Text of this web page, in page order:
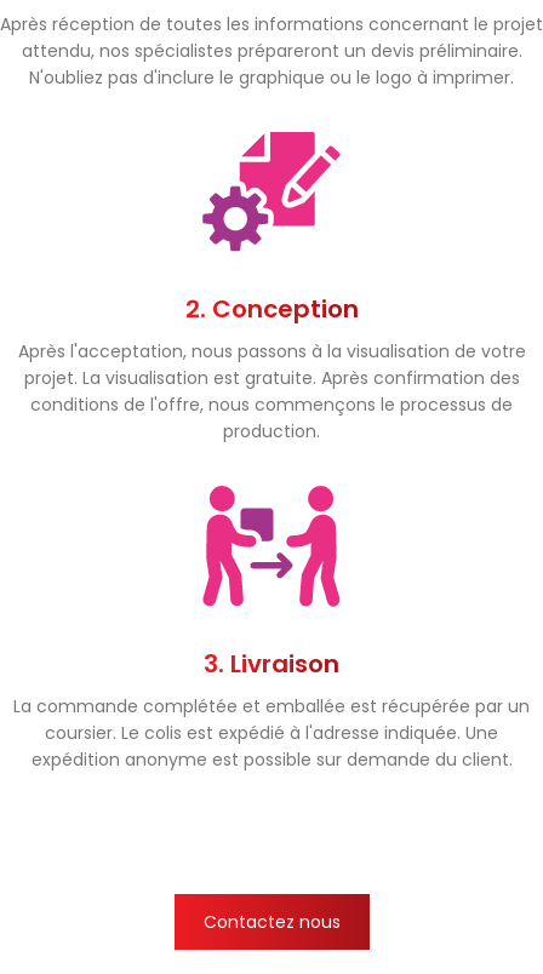
Après réception de toutes les informations concernant le projet
attendu, nos spécialistes prépareront un devis préliminaire.
N'oubliez pas d'inclure le graphique ou le logo à imprimer.
2. Conception
Après l'acceptation, nous passons à la visualisation de votre
projet. La visualisation est gratuite. Après confirmation des
conditions de l'offre, nous commençons le processus de
production.
3. Livraison
La commande complétée et emballée est récupérée par un
coursier. Le colis est expédié à l'adresse indiquée. Une
expédition anonyme est possible sur demande du client.
Contactez nous